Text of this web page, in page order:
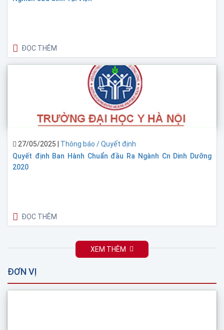
ĐỌC THÊM
27/05/2025
Thông báo / Quyết định
Quyết định Ban Hành Chuẩn đầu Ra Ngành Cn Dinh Dưỡng
2020
ĐỌC THÊM
XEM THÊM
ĐƠN VỊ